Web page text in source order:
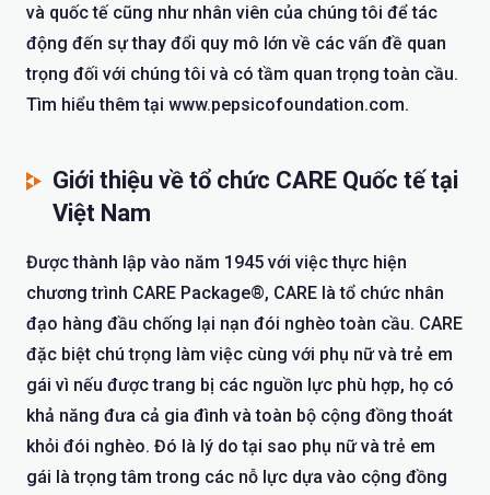
và quốc tế cũng như nhân viên của chúng tôi để tác
động đến sự thay đổi quy mô lớn về các vấn đề quan
trọng đối với chúng tôi và có tầm quan trọng toàn cầu.
Tìm hiểu thêm tại www.pepsicofoundation.com.
Giới thiệu về tổ chức CARE Quốc tế tại
Việt Nam
Được thành lập vào năm 1945 với việc thực hiện
chương trình CARE Package®, CARE là tổ chức nhân
đạo hàng đầu chống lại nạn đói nghèo toàn cầu. CARE
đặc biệt chú trọng làm việc cùng với phụ nữ và trẻ em
gái vì nếu được trang bị các nguồn lực phù hợp, họ có
khả năng đưa cả gia đình và toàn bộ cộng đồng thoát
khỏi đói nghèo. Đó là lý do tại sao phụ nữ và trẻ em
gái là trọng tâm trong các nỗ lực dựa vào cộng đồng